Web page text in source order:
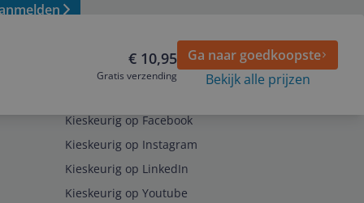
€ 10,95
Gratis verzending
Ga naar goedkoopste
Bekijk alle prijzen
Kieskeurig op Facebook
Kieskeurig op Instagram
Kieskeurig op LinkedIn
Kieskeurig op Youtube